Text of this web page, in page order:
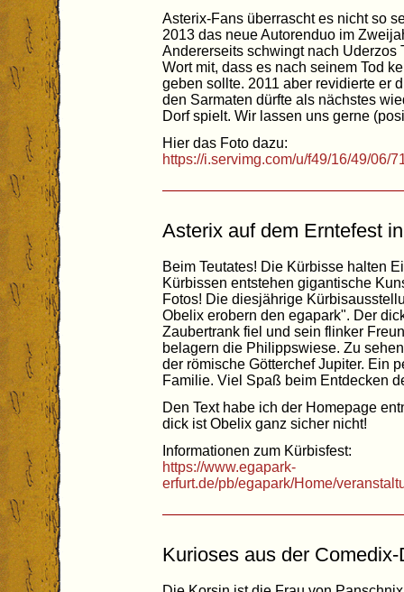
Asterix-Fans überrascht es nicht so
2013 das neue Autorenduo im
Andererseits schwingt nach Uderzos
Wort mit, dass es nach seinem Tod
geben sollte. 2011 aber revidierte er
den Sarmaten dürfte als nächstes
Dorf spielt. Wir lassen uns gerne
Hier das Foto dazu:
https://i.servimg.com/u/f49/16/49/06/
Asterix auf dem Erntefest
Beim Teutates! Die Kürbisse halten
Kürbissen entstehen gigantische
Fotos! Die diesjährige
Obelix erobern den egapark". Der
Zaubertrank fiel und sein flinker
belagern die Philippswiese. Zu
der römische Götterchef Jupiter. Ein
Familie. Viel Spaß beim Entdecken
Den Text habe ich der Homepage
dick ist Obelix ganz sicher nicht!
Informationen zum Kürbisfest:
https://www.egapark-
erfurt.de/pb/egapark/Home/
Kurioses aus der